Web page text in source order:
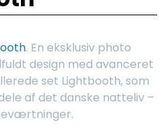
. En eksklusiv photo
design med avanceret
set Lightbooth, som
af det danske natteliv –